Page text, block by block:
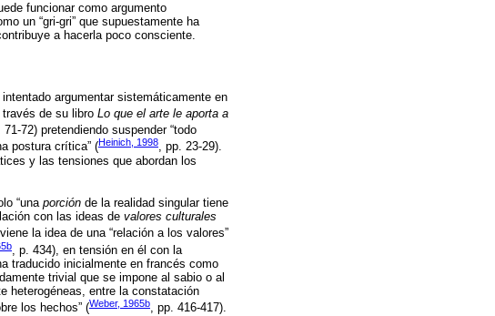
funcionar como argumento
un “gri-gri” que supuestamente ha
a hacerla poco consciente.
argumentar sistemáticamente en
través de su libro Lo que el arte le aporta a
71-72) pretendiendo suspender “todo
postura crítica” (Heinich, 1998, pp. 23-29).
y las tensiones que abordan los
“una porción de la realidad singular tiene
con las ideas de valores culturales
la idea de una “relación a los valores”
, p. 434), en tensión en él con la
traducido inicialmente en francés como
trivial que se impone al sabio o al
heterogéneas, entre la constatación
los hechos” (Weber, 1965b, pp. 416-417).